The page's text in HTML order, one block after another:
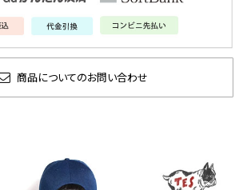
商品についてのお問い合わせ